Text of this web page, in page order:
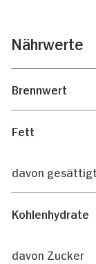
Nährwerte
Brennwert
Fett
davon
Kohlenhydrate
davon Zucker